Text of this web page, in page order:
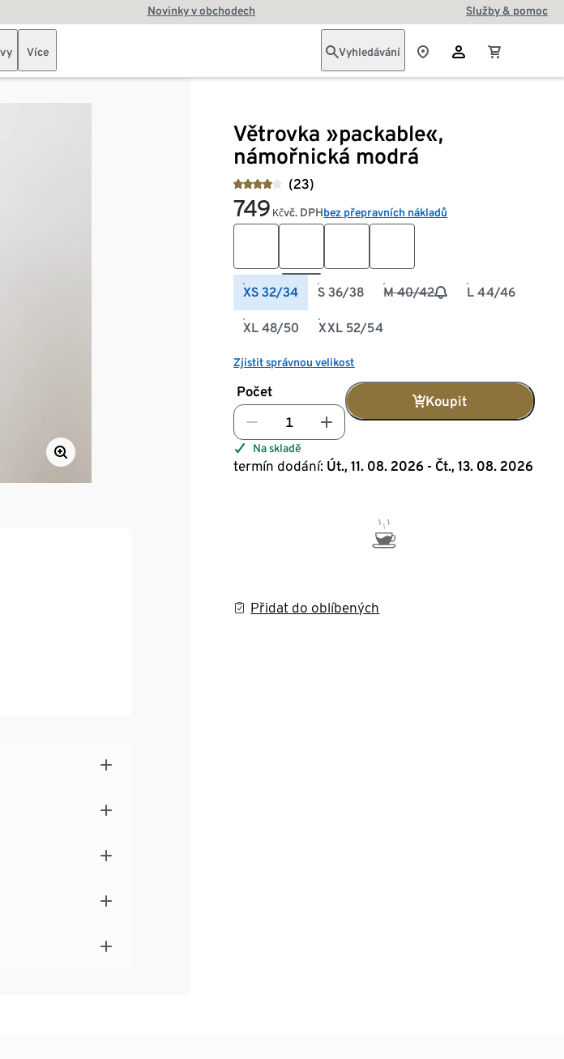
Novinky v obchodech Služby & pomoc
Více Vyhledávání
Větrovka »packable«,
námořnická modrá
(23)
749 Kčvč. DPHbez přepravních nákladů
XS 32/34 S 36/38 M 40/42 L 44/46
XL 48/50 XXL 52/54
Zjistit správnou velikost
Počet
Koupit
Na skladě
termín dodání: Út., 11. 08. 2026 - Čt., 13. 08. 2026
Přidat do oblíbených